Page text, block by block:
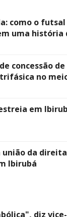
como o
uma história
concessão
no
em
da
Ibirubá
diz